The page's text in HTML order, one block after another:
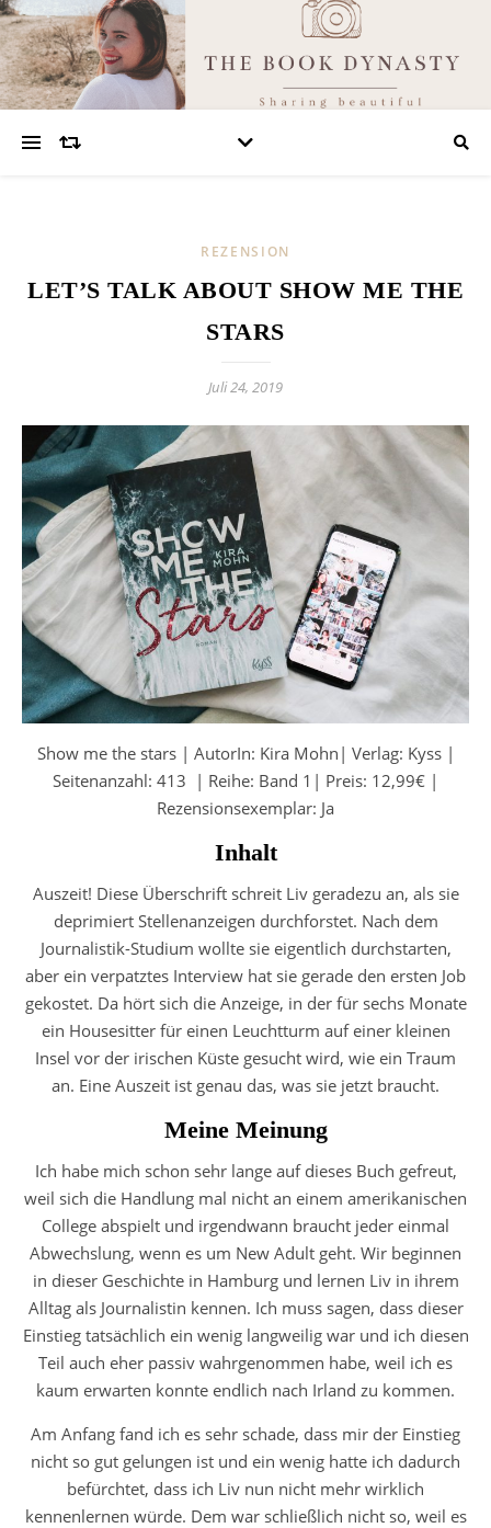
REZENSION
LET’S TALK ABOUT SHOW ME THE
STARS
Juli 24, 2019
Show me the stars | AutorIn: Kira Mohn| Verlag: Kyss |
Seitenanzahl: 413 | Reihe: Band 1| Preis: 12,99€ |
Rezensionsexemplar: Ja
Inhalt
Auszeit! Diese Überschrift schreit Liv geradezu an, als sie
deprimiert Stellenanzeigen durchforstet. Nach dem
Journalistik-Studium wollte sie eigentlich durchstarten,
aber ein verpatztes Interview hat sie gerade den ersten Job
gekostet. Da hört sich die Anzeige, in der für sechs Monate
ein Housesitter für einen Leuchtturm auf einer kleinen
Insel vor der irischen Küste gesucht wird, wie ein Traum
an. Eine Auszeit ist genau das, was sie jetzt braucht.
Meine Meinung
Ich habe mich schon sehr lange auf dieses Buch gefreut,
weil sich die Handlung mal nicht an einem amerikanischen
College abspielt und irgendwann braucht jeder einmal
Abwechslung, wenn es um New Adult geht. Wir beginnen
in dieser Geschichte in Hamburg und lernen Liv in ihrem
Alltag als Journalistin kennen. Ich muss sagen, dass dieser
Einstieg tatsächlich ein wenig langweilig war und ich diesen
Teil auch eher passiv wahrgenommen habe, weil ich es
kaum erwarten konnte endlich nach Irland zu kommen.
Am Anfang fand ich es sehr schade, dass mir der Einstieg
nicht so gut gelungen ist und ein wenig hatte ich dadurch
befürchtet, dass ich Liv nun nicht mehr wirklich
kennenlernen würde. Dem war schließlich nicht so, weil es